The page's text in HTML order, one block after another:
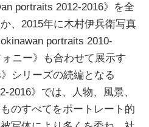
portraits 2012-2016》を全
、2015年に木村伊兵衛写真
portraits 2010-
ニー》も合わせて展示す
シリーズの続編となる
2016》では、人物、風景、
のすべてをポートレート的